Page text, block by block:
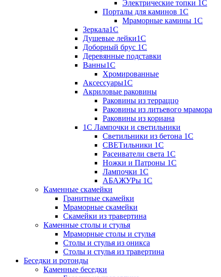
Электрические топки 1C
Порталы для каминов 1С
Мраморные камины 1C
Зеркала1С
Душевые лейки1С
Доборный брус 1С
Деревянные подставки
Ванны1С
Хромированные
Аксессуары1С
Акриловые раковины
Раковины из терраццо
Раковины из литьевого мрамора
Раковины из кориана
1С Лампочки и светильники
Светильники из бетона 1С
СВЕТильники 1С
Расеиватели света 1С
Ножки и Патроны 1С
Лампочки 1С
АБАЖУРы 1С
Каменные скамейки
Гранитные скамейки
Мраморные скамейки
Скамейки из травертина
Каменные столы и стулья
Мраморные столы и стулья
Столы и стулья из оникса
Столы и стулья из травертина
Беседки и ротонды
Каменные беседки